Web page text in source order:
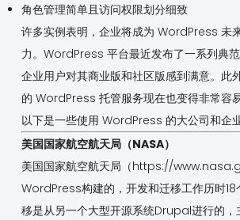
角色管理简单且访问权限划分细致
许多实例表明，企业将成为 WordPress 未
力。WordPress 平台最近发布了一系列典
企业用户对其商业版和社区版感到满意。此
的 WordPress 托管服务现在也变得非常容易
以下是一些使用 WordPress 的大公司和企业
美国国家航空航天局（NASA）
美国国家航空航天局（https://
WordPress构建的，开发和迁移工作历时18
移是从另一个大型开源系统Drupal进行的，